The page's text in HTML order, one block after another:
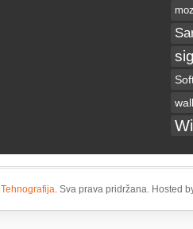
Tehnografija. Sva prava pridržana. Hosted